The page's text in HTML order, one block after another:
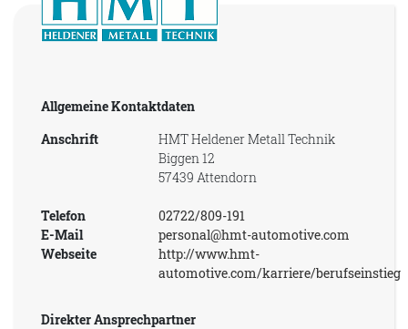
Allgemeine Kontaktdaten
Anschrift
HMT Heldener Metall Technik
Biggen 12
57439 Attendorn
Telefon
02722/809-191
E-Mail
personal@hmt-automotive.com
Webseite
http://www.hmt-
automotive.com/karriere/berufseinstieg
Direkter Ansprechpartner